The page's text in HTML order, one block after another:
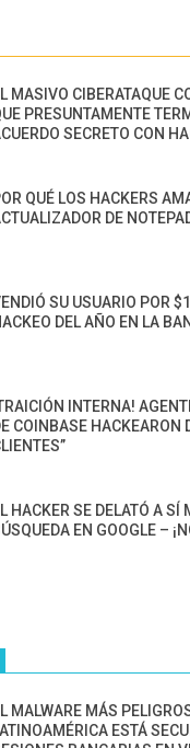
MASIVO CIBERATAQUE
PRESUNTAMENTE
SECRETO CON
QUÉ LOS HACKERS
DE
SU USUARIO POR
DEL AÑO EN LA
INTERNA!
COINBASE HACKEARON
HACKER SE DELATÓ A SÍ
EN GOOGLE –
MALWARE MÁS
ESTÁ